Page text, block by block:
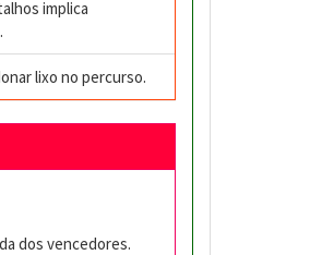
implica
lixo no percurso.
dos vencedores.